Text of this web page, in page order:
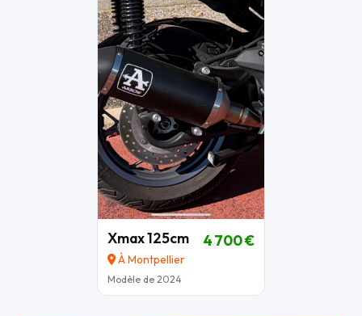
Xmax 125cm
À Montpellier
Modèle de 2024
4 700 €